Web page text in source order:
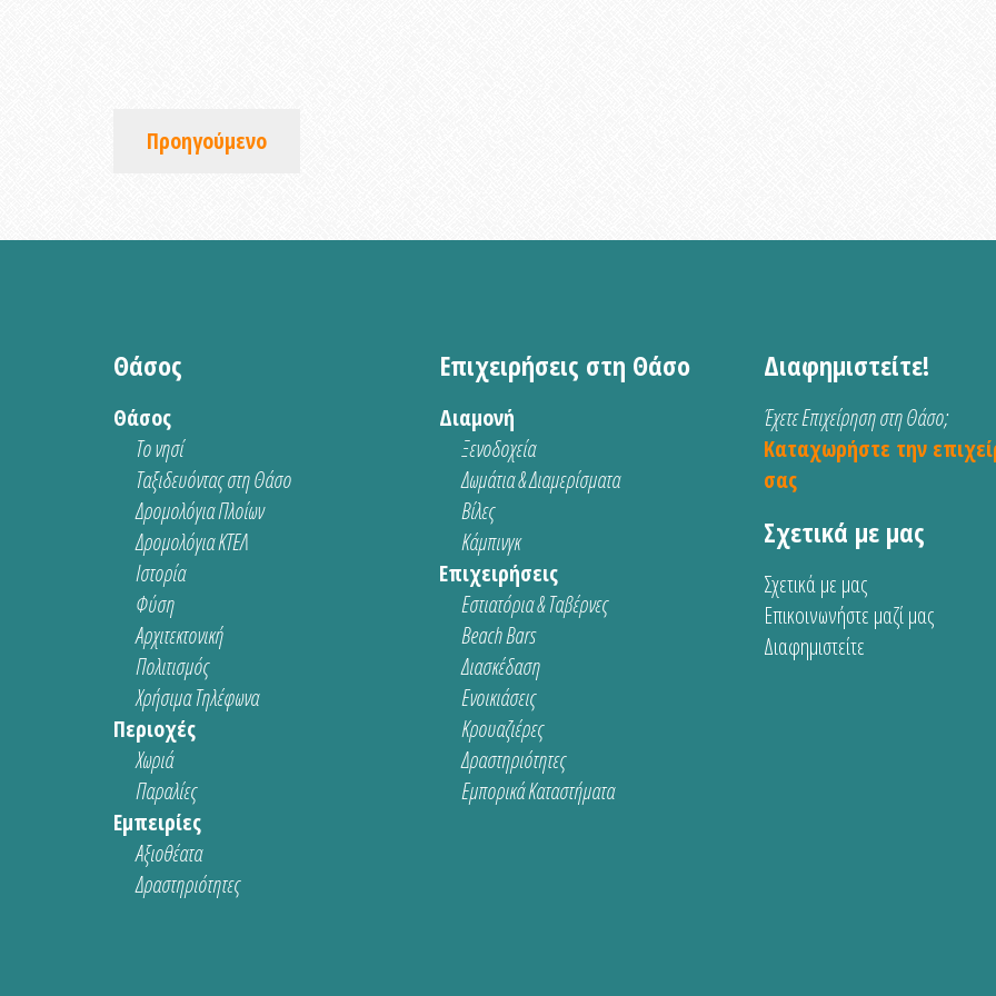
Προηγούμενο
Θάσος
Θάσος
Το νησί
Ταξιδευόντας στη Θάσο
Δρομολόγια Πλοίων
Δρομολόγια ΚΤΕΛ
Ιστορία
Φύση
Αρχιτεκτονική
Πολιτισμός
Χρήσιμα Τηλέφωνα
Περιοχές
Χωριά
Παραλίες
Εμπειρίες
Αξιοθέατα
Δραστηριότητες
Επιχειρήσεις στη Θάσο
Διαμονή
Ξενοδοχεία
Δωμάτια & Διαμερίσματα
Βίλες
Κάμπινγκ
Επιχειρήσεις
Εστιατόρια & Ταβέρνες
Beach Bars
Διασκέδαση
Ενοικιάσεις
Κρουαζιέρες
Δραστηριότητες
Εμπορικά Καταστήματα
Διαφημιστείτε!
Έχετε Επιχείρηση στη Θάσο;
Καταχωρήστε την
σας
Σχετικά με μας
Σχετικά με μας
Επικοινωνήστε μαζί μας
Διαφημιστείτε